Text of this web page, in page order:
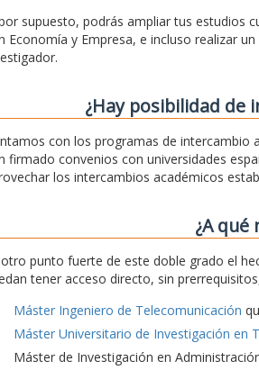
supuesto, podrás ampliar tus estudios
Economía y Empresa, e incluso realizar
¿Hay posibilidad de
con los programas de intercambio
firmado convenios con universidades
los intercambios académicos
¿A qué
otro punto fuerte de este doble grado el
tener acceso directo, sin
Máster Ingeniero de Telecomunicación
Máster Universitario de Investigación en
Máster de Investigación en